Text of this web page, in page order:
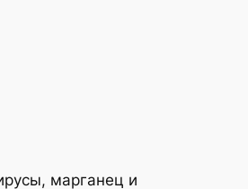
марганец и